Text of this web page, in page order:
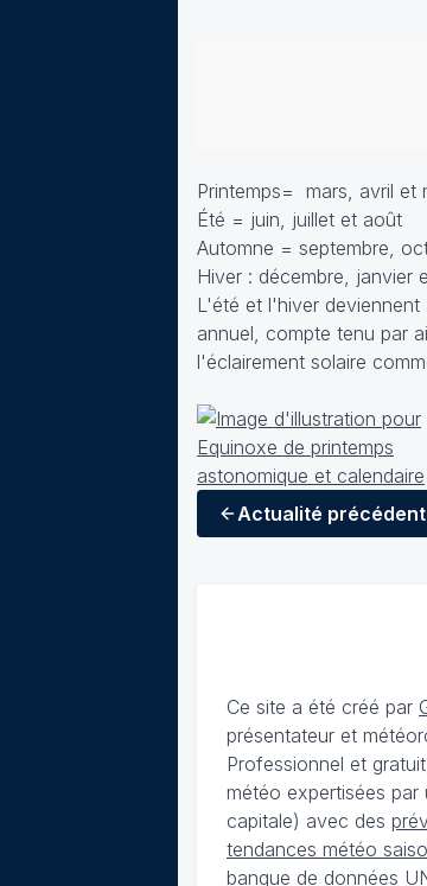
Printemps= mars, avril et
Été = juin, juillet et août
Automne = septembre,
Hiver : décembre, janvier
L'été et l'hiver
annuel, compte tenu par
l'éclairement solaire
Actualité
Ce site a été créé par
présentateur et
Professionnel et
météo expertisées
capitale) avec des
tendances météo
banque de données